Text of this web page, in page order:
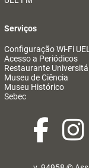
Serviços
Configuração Wi-Fi UEL
Acesso a Periódicos
Restaurante
Museu de Ciência
Museu Histórico
Sebec